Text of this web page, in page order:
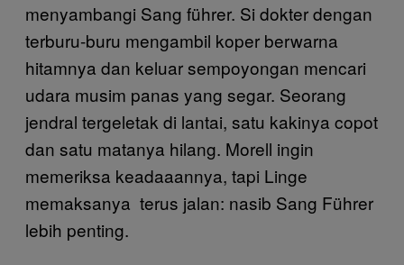
menyambangi Sang führer. Si dokter dengan
terburu-buru mengambil koper berwarna
hitamnya dan keluar sempoyongan mencari
udara musim panas yang segar. Seorang
jendral tergeletak di lantai, satu kakinya copot
dan satu matanya hilang. Morell ingin
memeriksa keadaaannya, tapi Linge
memaksanya terus jalan: nasib Sang Führer
lebih penting.